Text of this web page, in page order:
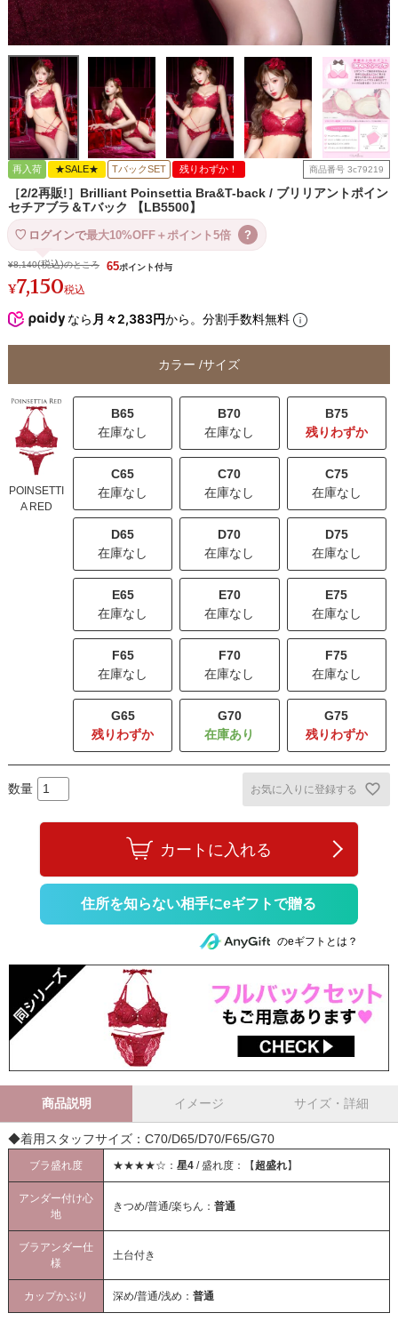
再入荷 ★SALE★ TバックSET 残りわずか！ 商品番号 3c79219
［2/2再販!］Brilliant Poinsettia Bra&T-back / ブリリアントポイン
セチアブラ＆Tバック 【LB5500】
ログインで最大10%OFF＋ポイント5倍 ?
¥8,140 のところ
¥7,150税込
65
なら 月々2,383円から。分割手数料無料
カラー サイズ
POINSETTI
A RED
B65
在庫なし
B70
在庫なし
B75
残りわずか
C65
在庫なし
C70
在庫なし
C75
在庫なし
D65
在庫なし
D70
在庫なし
D75
在庫なし
E65
在庫なし
E70
在庫なし
E75
在庫なし
F65
在庫なし
F70
在庫なし
F75
在庫なし
G65
残りわずか
G70
G75
残りわずか
お気に入りに登録する
カートに入れる
住所を知らない相手にeギフトで贈る
のeギフトとは？
商品説明 イメージ サイズ・詳細
◆着用スタッフサイズ：C70/D65/D70/F65/G70
ブラ盛れ度 ★★★★☆： 星4/ 盛れ度：【超盛れ】
アンダー付け心
地
きつめ/普通/楽ちん： 普通
ブラアンダー仕
様
土台付き
カップかぶり 深め/普通/浅め： 普通